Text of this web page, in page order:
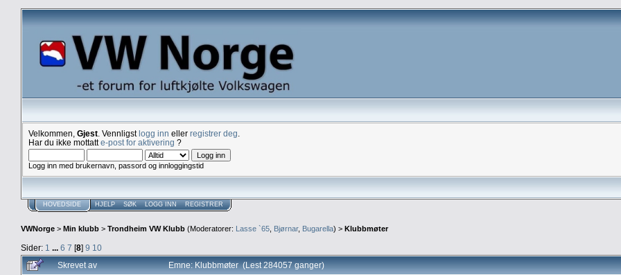
Velkommen, Gjest . Vennligstlogg inn eller registrer deg
Har du ikke mottatte-post for aktivering ?
Logg inn med brukernavn, passord og innloggingstid
HOVEDSIDE HJELP SØK LOGG INN REGISTRER
VWNorge > Min klubb > Trondheim VW Klubb (Moderatorer: Lasse `65 Bjørnar, Bugarella) > Klubbmøter
Sider: 1 ... 6 7 [8] 9 10
Skrevet av Emne: Klubbmøter (Lest 284057 ganger)